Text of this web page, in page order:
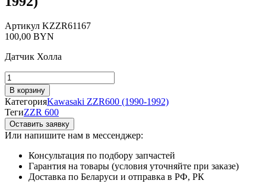
Артикул KZZR61167
100,00 BYN
Датчик Холла
Количество
товара
Датчик
Холла
Kawasaki
ZZR600
(1990-
В корзину
КатегорияKawasaki ZZR600 (1990-1992)
ТегиZZR 600
Оставить заявку
Или напишите нам в мессенджер:
Консультация по подбору запчастей
Гарантия на товары (условия уточняйте при заказе)
Доставка по Беларуси и отправка в РФ, РК